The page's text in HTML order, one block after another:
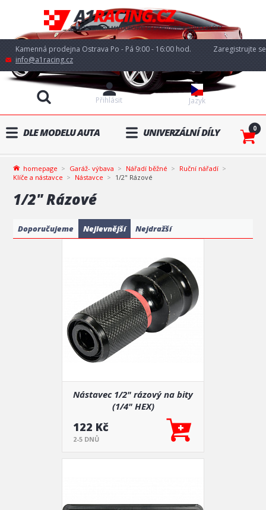
Kamenná prodejna Ostrava Po - Pá 9:00 - 16:00 hod.
info@a1racing.cz
Jazyk
Přihlásit
Zaregistrujte se
DLE MODELU AUTA UNIVERZÁLNÍ DÍLY 0
homepage Garáž- výbava Nářadí běžné
Ruční nářadí
Klíče a nástavce
Nástavce 1/2" Rázové
1/2" Rázové
Doporučujeme Nejlevnější Nejdražší
Nástavec 1/2" rázový na bity
(1/4" HEX)
122 Kč
2-5 DNŮ